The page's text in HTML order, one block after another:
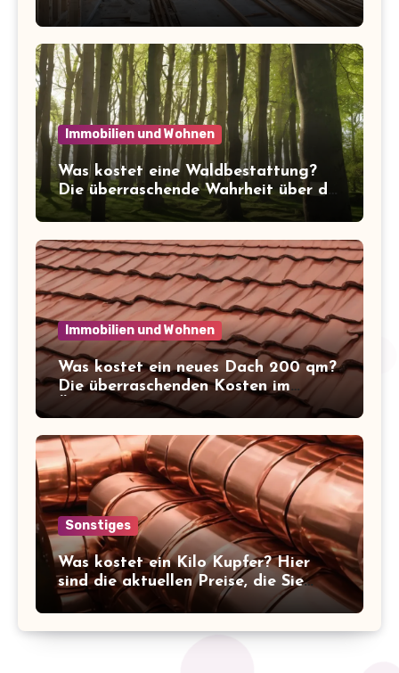
Immobilien und Wohnen
Was kostet eine Waldbestattung?
Die überraschende Wahrheit über die
Kosten der letzten Ruhe
Immobilien und Wohnen
Was kostet ein neues Dach 200 qm?
Die überraschenden Kosten im
Überblick!
Sonstiges
Was kostet ein Kilo Kupfer? Hier
sind die aktuellen Preise, die Sie
kennen sollten!